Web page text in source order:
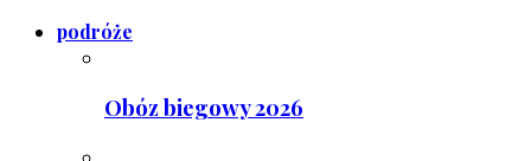
podróże
Obóz biegowy 2026